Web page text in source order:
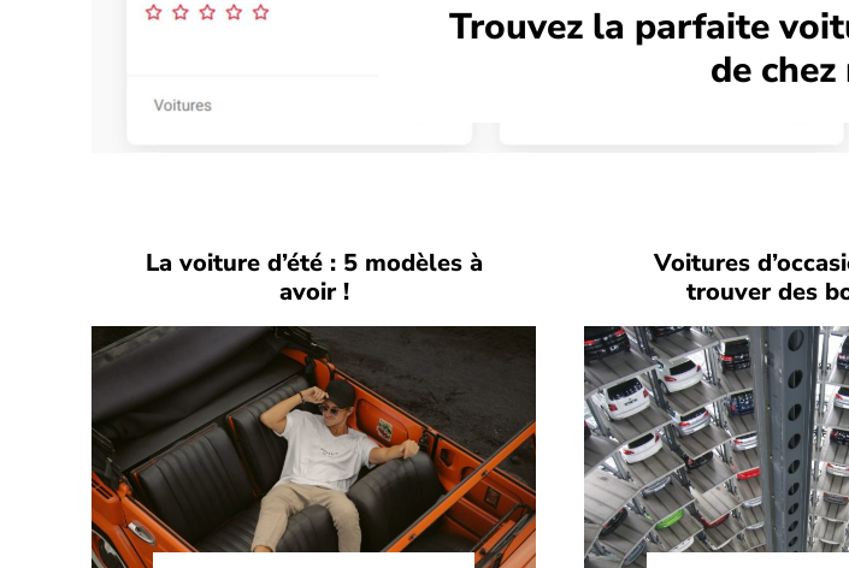
Trouvez la parfaite
de
La voiture d’été : 5 modèles à
avoir !
Voitures
trouver des